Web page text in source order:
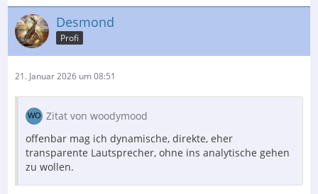
Desmond
Profi
21. Januar 2026 um 08:51
Zitat von woodymood
offenbar mag ich dynamische, direkte, eher
transparente Lautsprecher, ohne ins analytische gehen
zu wollen.